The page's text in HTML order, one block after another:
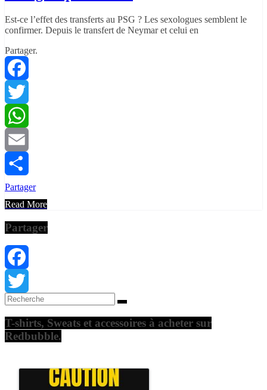
Est-ce l’effet des transferts au PSG ? Les sexologues semblent le
confirmer. Depuis le transfert de Neymar et celui en
Partager.
Facebook
Twitter
WhatsApp
Email
Partager
Read More
Partager
Facebook
Twitter
T-shirts, Sweats et accessoires à acheter sur
Redbubble.